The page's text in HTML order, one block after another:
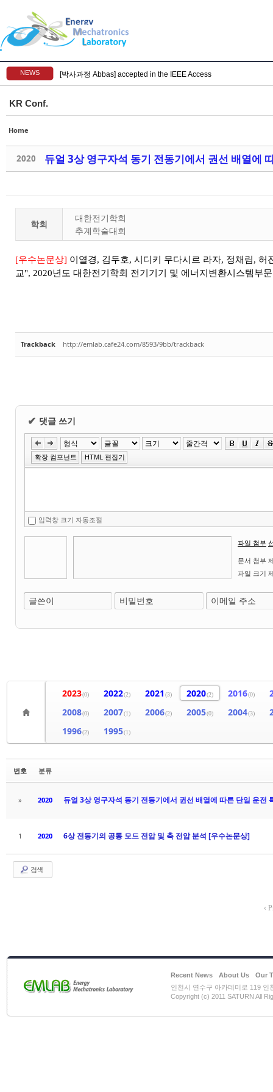
NEWS [박사과정 Abbas] accepted in the IEEE Access
KR Conf.
Home
2020 듀얼 3상 영구자석 동기 전동기에서 권선 배열에
학회
대한전기학회
추계학술대회
[우수논문상] 이열경, 김두호, 시디키 무다시르 라자, 정채림, 허
교", 2020년도 대한전기학회 전기기기 및 에너지변환시스템부
Trackback http://emlab.cafe24.com/8593/9bb/trackback
✔ 댓글 쓰기
확장 컴포넌트 HTML 편집기
입력창 크기 자동조절
파일 첨부
문서 첨부
파일 크기
글쓴이 비밀번호 이메일 주소
2023(0) 2022(2) 2021 (3) 2020(2) 2016(0)
2008(0) 2007(1) 2006(2) 2005(0) 2004(3)
1996(2) 1995(1)
번호 분류
» 2020 듀얼 3상 영구자석 동기 전동기에서 권선 배열에 따른 단일 운전
1 2020 6상 전동기의 공통 모드 전압 및 축 전압 분석 [우수논문상]
검색
‹
Recent News About Us
Our
인천시 연수구 아카데미로 119 인
Copyright (c) 2011 SATURN All